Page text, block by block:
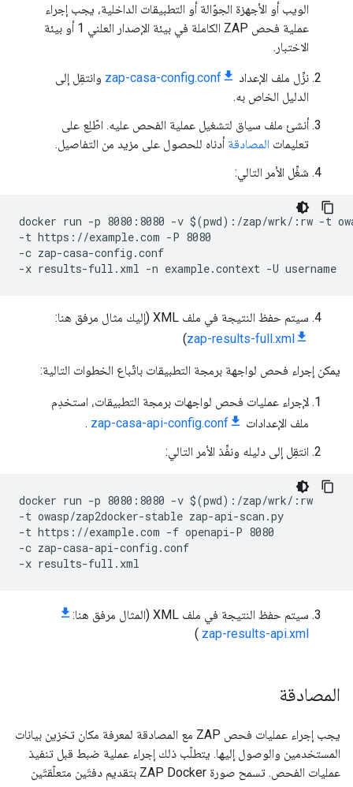
الويب أو الأجهزة الجوّالة أو التطبيقات الداخلية، يجب إجراء
عملية فحص ZAP الكاملة في بيئة الإصدار العلني 1 أو بيئة
الاختبار.
نزِّل ملف الإعداد zap-casa-config.conf وانتقِل إلى
الدليل الخاص به.
أنشئ ملف سياق لتشغيل عملية الفحص عليه. اطّلِع على
تعليمات المصادقة أدناه للحصول على مزيد من التفاصيل.
شغِّل الأمر التالي:
docker run -p 8080:8080 -v $(pwd):/zap/wrk/:rw -t
-t https://example.com -P 8080
-c zap-casa-config.conf
-x results-full.xml -n example.context -U username
سيتم حفظ النتيجة في ملف XML (إليك مثال مرفق هنا:
zap-results-full.xml
)
يمكن إجراء فحص لواجهة برمجة التطبيقات باتّباع الخطوات التالية:
لإجراء عمليات فحص لواجهات برمجة التطبيقات، استخدِم
ملف الإعدادات
zap-casa-api-config.conf
.
انتقِل إلى دليله ونفِّذ الأمر التالي:
docker run -p 8080:8080 -v $(pwd):/zap/wrk/:rw
-t owasp/zap2docker-stable zap-api-scan.py
-t https://example.com -f openapi-P 8080
-c zap-casa-api-config.conf
-x results-full.xml
سيتم حفظ النتيجة في ملف XML (المثال مرفق هنا:
zap-results-api.xml
)
المصادقة
يجب إجراء عمليات فحص ZAP مع المصادقة لمعرفة مكان تخزين بيانات
المستخدمين والوصول إليها. يتطلّب ذلك إجراء عملية ضبط قبل تنفيذ
عمليات الفحص. تسمح صورة ZAP Docker بتقديم دفتَين متعلّقتَين